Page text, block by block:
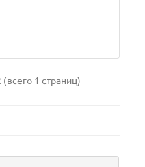
1 страниц)